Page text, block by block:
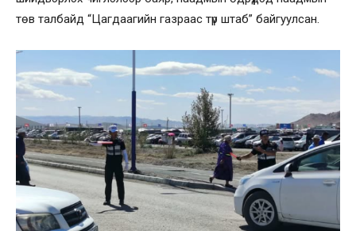
төв талбайд “Цагдаагийн газраас түр штаб” байгуулсан.